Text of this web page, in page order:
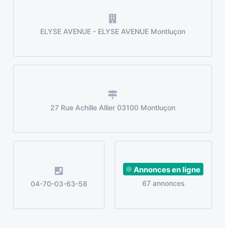
ELYSE AVENUE - ELYSE AVENUE Montluçon
27 Rue Achille Allier 03100 Montluçon
04-70-03-63-58
Annonces en ligne
67 annonces